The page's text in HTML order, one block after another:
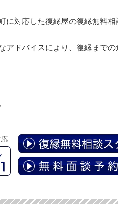
に対応した復縁屋の復縁無料相
アドバイスにより、復縁までの